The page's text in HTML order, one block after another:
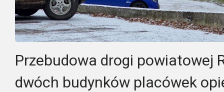
Przebudowa drogi powiatowej
dwóch budynków placówek